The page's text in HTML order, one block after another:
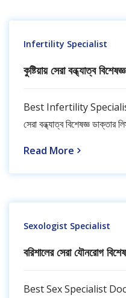
Infertility Specialist
কুষ্টিয়ায় সেরা বন্ধ্যাত্ব
Best Infertility
সেরা বন্ধ্যাত্ব বিশেষজ্ঞ ডাক্তার
Read More
Sexologist Specialist
বরিশালের সেরা যৌনরোগ
Best Sex Specialist